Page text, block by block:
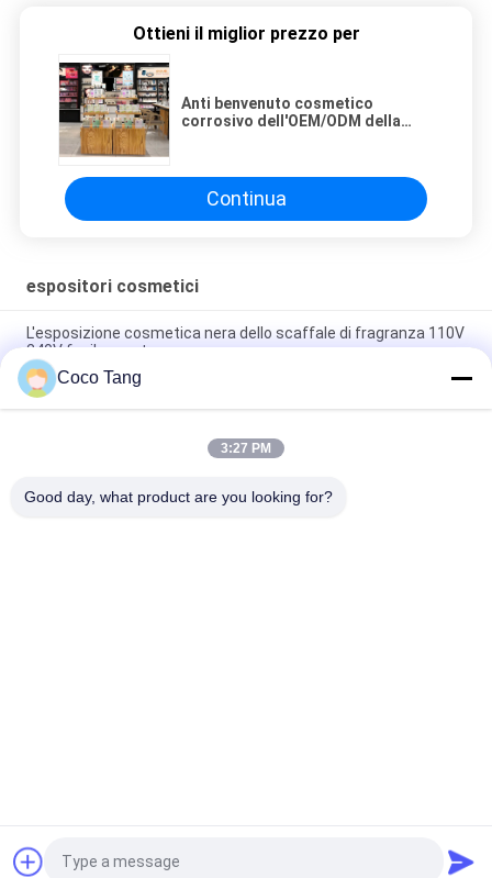
Ottieni il miglior prezzo per
Anti benvenuto cosmetico
corrosivo dell'OEM/ODM della
Continua
espositori cosmetici
L'esposizione cosmetica nera dello scaffale di fragranza 110V
240V facile monta
Governo di lusso del profumo di fragranza degli espositori
cosmetici dello SGS di iso
Vetrina cosmetica fissata al muro cosmetica dell'esposizione
Richiedi un preventivo
Coco Tang
3:27 PM
Good day, what product are you looking for?